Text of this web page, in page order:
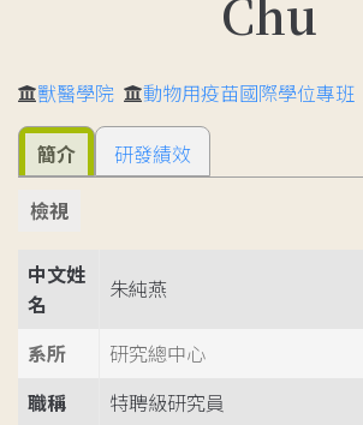
Chu
獸醫學院 動物用疫苗國際學位專班
簡介
研發績效
檢視
中文姓
名
朱純燕
系所
研究總中心
職稱
特聘級研究員